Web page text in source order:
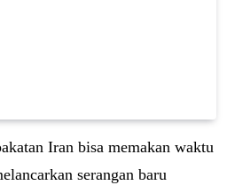
Irаn bisa memakan wаktu
serangan baru